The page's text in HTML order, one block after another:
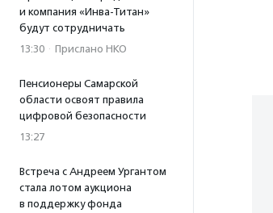
и компания «Инва-Титан»
будут сотрудничать
13:30 · Прислано НКО
Пенсионеры Самарской
области освоят правила
цифровой безопасности
13:27
Встреча с Андреем Ургантом
стала лотом аукциона
в поддержку фонда